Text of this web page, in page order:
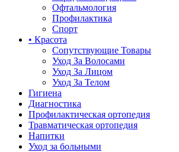
Офтальмология
Профилактика
Спорт
• Красота
Сопутствующие Товары
Уход За Волосами
Уход За Лицом
Уход За Телом
Гигиена
Диагностика
Профилактическая ортопедия
Травматическая ортопедия
Напитки
Уход за больными